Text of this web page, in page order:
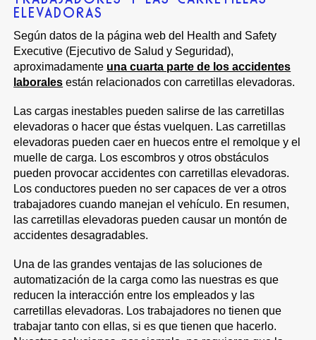
ELEVADORAS
Según datos de la página web del Health and Safety
Executive (Ejecutivo de Salud y Seguridad),
aproximadamente una cuarta parte de los accidentes
laborales están relacionados con carretillas elevadoras.
Las cargas inestables pueden salirse de las carretillas
elevadoras o hacer que éstas vuelquen. Las carretillas
elevadoras pueden caer en huecos entre el remolque y el
muelle de carga. Los escombros y otros obstáculos
pueden provocar accidentes con carretillas elevadoras.
Los conductores pueden no ser capaces de ver a otros
trabajadores cuando manejan el vehículo. En resumen,
las carretillas elevadoras pueden causar un montón de
accidentes desagradables.
Una de las grandes ventajas de las soluciones de
automatización de la carga como las nuestras es que
reducen la interacción entre los empleados y las
carretillas elevadoras. Los trabajadores no tienen que
trabajar tanto con ellas, si es que tienen que hacerlo.